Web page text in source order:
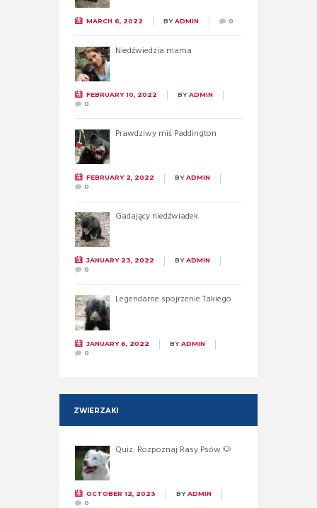
MARCH 6, 2022 BYADMIN 0
Niedźwiedzia mama
FEBRUARY 10, 2022 BYADMIN
0
Prawdziwy miś Paddington
FEBRUARY 2, 2022 BYADMIN
0
Gadający niedźwiadek
JANUARY 23, 2022 BYADMIN
0
Legendarne spojrzenie Takiego
JANUARY 6, 2022 BYADMIN
0
ZWIERZAKI
Quiz: Rozpoznaj Rasy Psów 🐶
OCTOBER 12, 2023 BYADMIN
0